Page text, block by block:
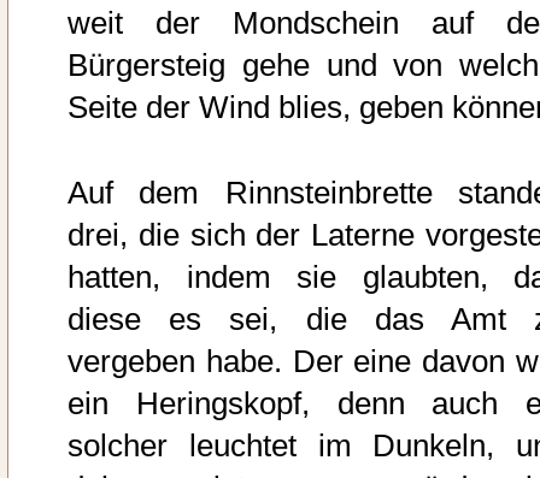
weit der Mondschein auf
Bürgersteig gehe und von
Seite der Wind blies, geben
Auf dem Rinnsteinbrette
drei, die sich der Laterne
hatten, indem sie glaubten,
diese es sei, die das Amt
vergeben habe. Der eine davon
ein Heringskopf, denn auch
solcher leuchtet im Dunkeln,